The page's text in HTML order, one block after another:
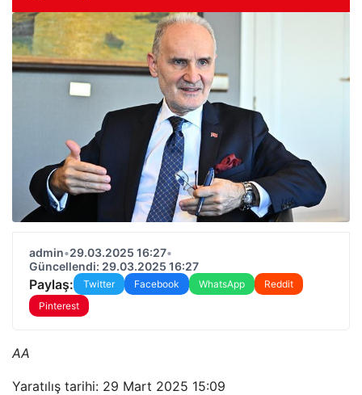
admin•29.03.2025 16:27•
Güncellendi: 29.03.2025 16:27
Paylaş: Twitter Facebook WhatsApp
Reddit
Pinterest
AA
Yaratılış tarihi: 29 Mart 2025 15:09